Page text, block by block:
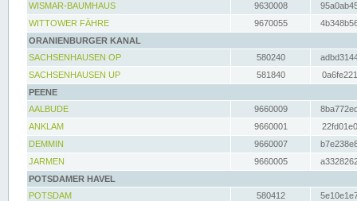
WISMAR-BAUMHAUS
9630008
WITTOWER FÄHRE
9670055
ORANIENBURGER KANAL
SACHSENHAUSEN OP
580240
SACHSENHAUSEN UP
581840
PEENE
AALBUDE
9660009
ANKLAM
9660001
DEMMIN
9660007
JARMEN
9660005
POTSDAMER HAVEL
POTSDAM
580412